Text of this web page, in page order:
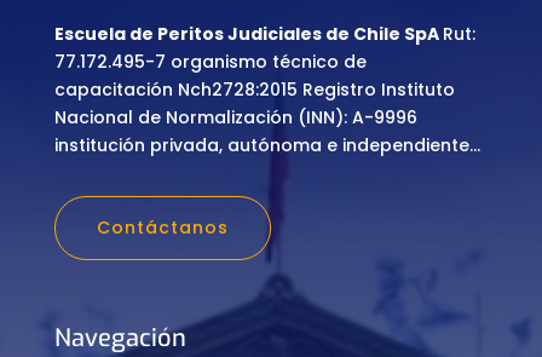
Escuela de Peritos Judiciales de Chile SpA Rut:
77.172.495-7 organismo técnico de
capacitación Nch2728:2015 Registro Instituto
Nacional de Normalización (INN): A-9996
institución privada, autónoma e independiente…
Contáctanos
Navegación